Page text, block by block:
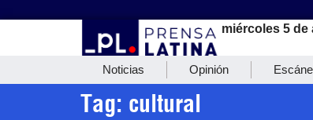
miércoles 5 de
Noticias Opinión
Tag: cultural